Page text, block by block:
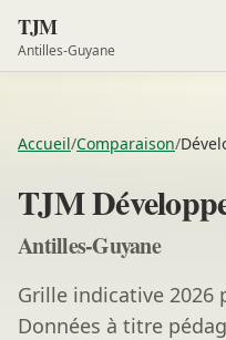
TJM
Antilles-Guyane
Accueil/Comparaison/
TJM
Antilles-Guyane
Grille indicative 2026
Données à titre